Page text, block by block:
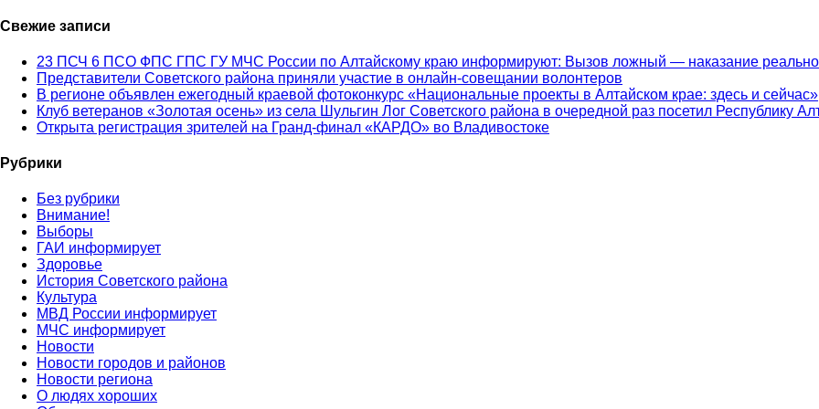
Свежие записи
23 ПСЧ 6 ПСО ФПС ГПС ГУ МЧС России по Алтайскому краю информируют: Вызов ложный — наказание
Представители Советского района приняли участие в онлайн-совещании волонтеров
В регионе объявлен ежегодный краевой фотоконкурс «Национальные проекты в Алтайском крае: здесь и сейчас»
Клуб ветеранов «Золотая осень» из села Шульгин Лог Советского района в очередной раз посетил Республику
Открыта регистрация зрителей на Гранд-финал «КАРДО» во Владивостоке
Рубрики
Без рубрики
Внимание!
Выборы
ГАИ информирует
Здоровье
История Советского района
Культура
МВД России информирует
МЧС информирует
Новости
Новости городов и районов
Новости региона
О людях хороших